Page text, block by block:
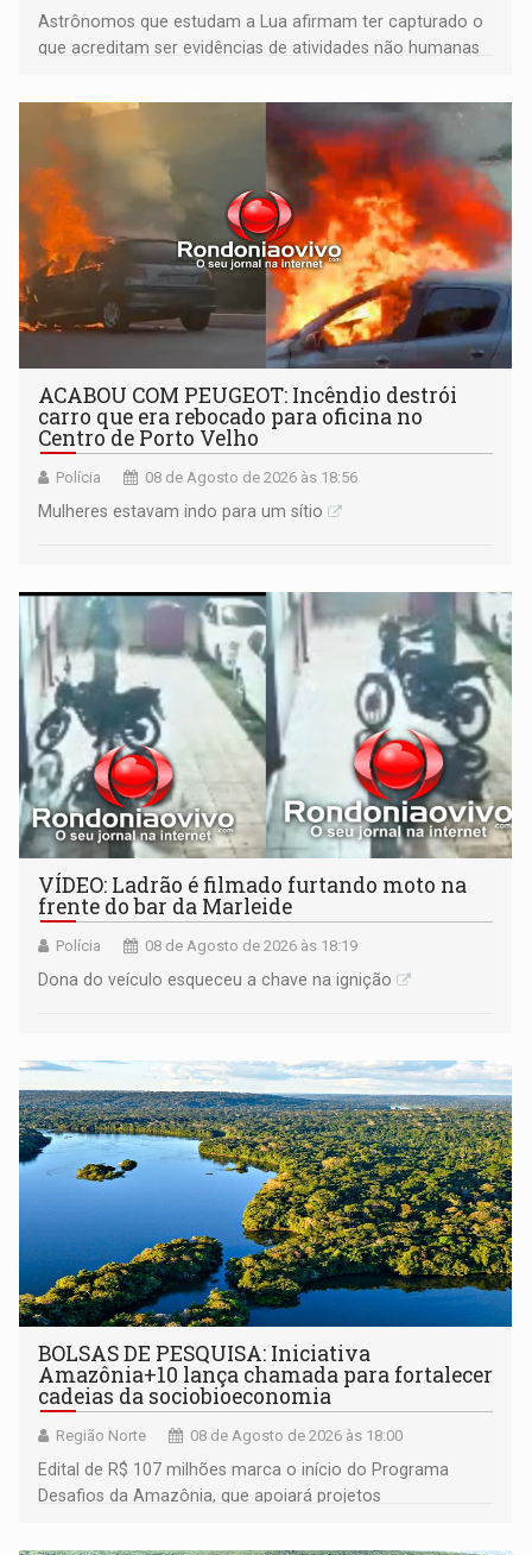
Astrônomos que estudam a Lua afirmam ter capturado o
que acreditam ser evidências de atividades não humanas
órbita
ACABOU COM PEUGEOT: Incêndio destrói
carro que era rebocado para oficina no
Centro de Porto Velho
Polícia 08 de Agosto de 2026 às 18:56
Mulheres estavam indo para um sítio
VÍDEO: Ladrão é filmado furtando moto na
frente do bar da Marleide
Polícia 08 de Agosto de 2026 às 18:19
Dona do veículo esqueceu a chave na ignição
BOLSAS DE PESQUISA: Iniciativa
Amazônia+10 lança chamada para fortalecer
cadeias da sociobioeconomia
Região Norte 08 de Agosto de 2026 às 18:00
Edital de R$ 107 milhões marca o início do Programa
Desafios da Amazônia, que apoiará projetos
submissão de pré-propostas poderá ser feita até 1º de